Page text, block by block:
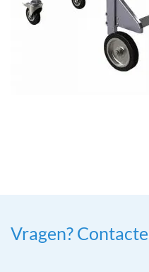
Vragen?